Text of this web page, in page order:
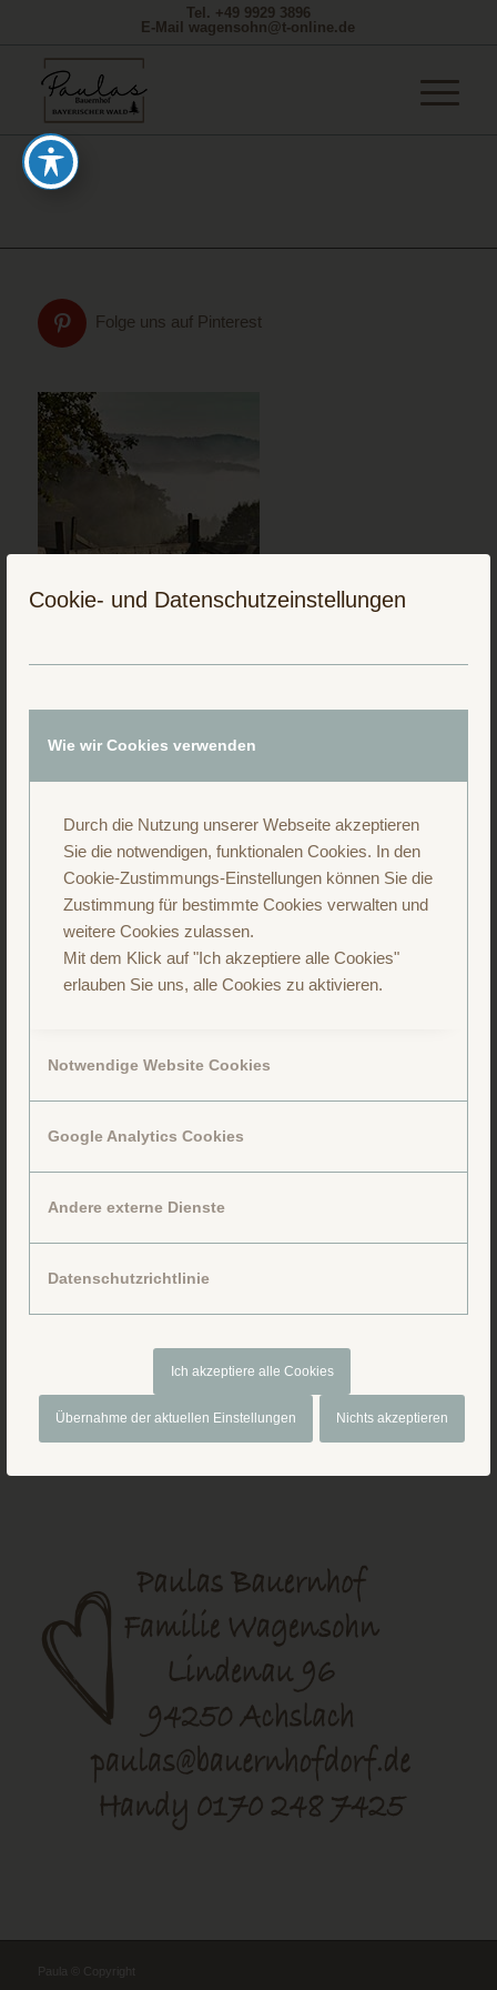
Cookie- und Datenschutzeinstellungen
Wie wir Cookies verwenden
Durch die Nutzung unserer Webseite akzeptieren
Sie die notwendigen, funktionalen Cookies. In den
Cookie-Zustimmungs-Einstellungen können Sie die
Zustimmung für bestimmte Cookies verwalten und
weitere Cookies zulassen.
Mit dem Klick auf "Ich akzeptiere alle Cookies"
erlauben Sie uns, alle Cookies zu aktivieren.
Notwendige Website Cookies
Google Analytics Cookies
Andere externe Dienste
Datenschutzrichtlinie
Ich akzeptiere alle Cookies
Übernahme der aktuellen Einstellungen Nichts akzeptieren
Tel. +49 9929 3896
E-Mail wagensohn@t-online.de
Folge uns auf Pinterest
Folge uns auf Facebook
Paula © Copyright